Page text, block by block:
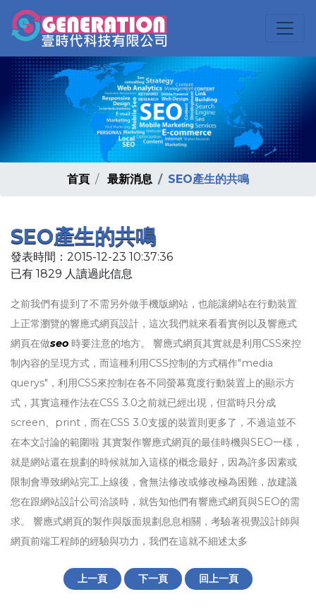
首頁 最新消息 SEO產生的共鳴
SEO產生的共鳴
發表時間：2015-12-23 10:37:36
已有 1829 人讀過此信息
之前我們有提到了不需另外做手機版網站，也能讓網站在行動裝置
上正常瀏覽的響應式網頁設計，這次我們就來看看實例以及響應式
網頁在做seo 時要注意的地方。 響應式網頁其實就是利用CSS來控
制內容的呈現方式，而這種利用CSS控制的方式稱作"media
querys"，利用CSS來控制在各不同螢幕寬度行動裝置上的顯示方
式，其實這種作法在CSS 3.0之前就已經出現，但當時只分成
screen、print，而在CSS 3.0支援的裝置則更多了，不過這並不
在本文討論的範圍啦 其實製作響應式網頁的最佳時機與SEO一樣，
就是網站還在規劃的時候就加入這樣的概念最好，因為許多因素或
限制會導致網站完工上線後，會無法修改或修改極為困難，故建議
您在跟網站設計公司洽談時，就告知他們有響應式網頁與SEO的需
求。 響應式網頁的製作與版面規劃息息相關，考驗著視覺設計師與
網頁前端工程師的經驗與功力，我們在這就不細述太多
上一頁 下一頁 回上一頁